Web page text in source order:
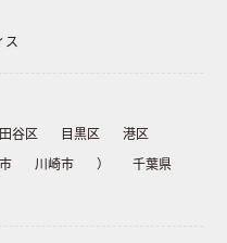
ス
谷区 目黒区
港区
川崎市 ）
千葉県